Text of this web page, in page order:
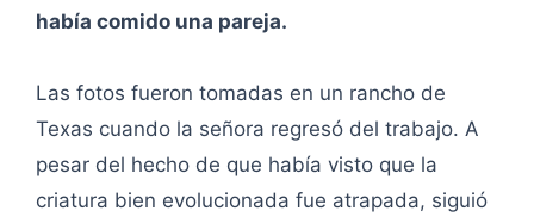
había comido una pareja.
Las fotos fueron tomadas en un rancho de
Texas cuando la señora regresó del trabajo. A
pesar del hecho de que había visto que la
criatura bien evolucionada fue atrapada, siguió